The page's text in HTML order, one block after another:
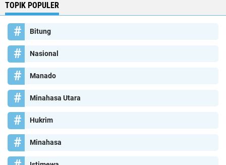
TOPIK POPULER
Bitung
Nasional
Manado
Minahasa Utara
Hukrim
Minahasa